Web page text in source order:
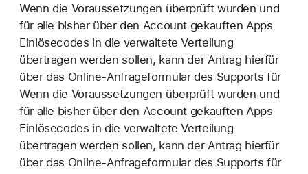
Wenn die Voraussetzungen überprüft wurden und
für alle bisher über den Account gekauften Apps
Einlösecodes in die verwaltete Verteilung
übertragen werden sollen, kann der Antrag hierfür
über das Online-Anfrageformular des Supports für
Wenn die Voraussetzungen überprüft wurden und
für alle bisher über den Account gekauften Apps
Einlösecodes in die verwaltete Verteilung
übertragen werden sollen, kann der Antrag hierfür
über das Online-Anfrageformular des Supports für